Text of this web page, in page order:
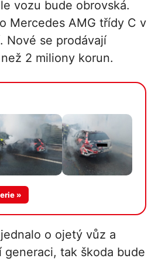
vozu bude obrovská.
Mercedes AMG třídy C v
Nové se prodávají
2 miliony korun.
»
o ojetý vůz a
generaci, tak škoda bude